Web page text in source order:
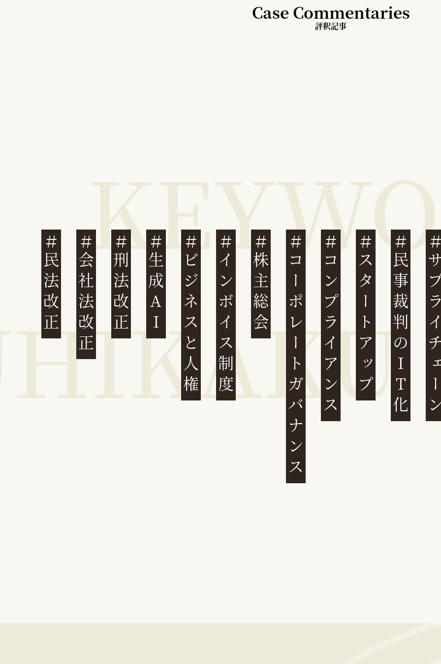
Case Commentaries
評釈記事
民法改正 会社法改正 刑法改正 生成AI ビジネスと人権インボイス制度 株主総会 コーポレートガバナンスコンプライアンススタートアップ民事裁判のIT化サプラ